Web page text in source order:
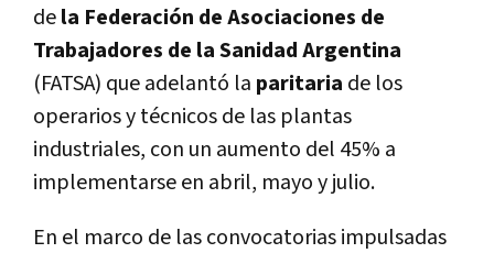
dela Federación de Asociaciones de
Trabajadores de la Sanidad Argentina
(FATSA) que adelantó la paritaria de los
operarios y técnicos de las plantas
industriales, con un aumento del 45% a
implementarse en abril, mayo y julio.
En el marco de las convocatorias impulsadas